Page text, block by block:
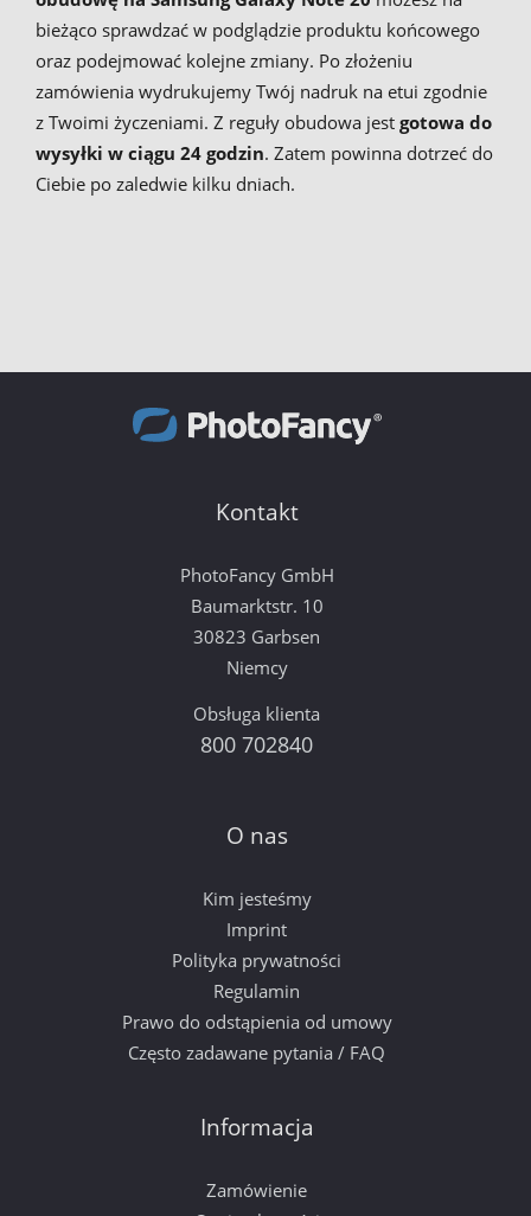
bieżąco sprawdzać w podglądzie produktu końcowego
oraz podejmować kolejne zmiany. Po złożeniu
zamówienia wydrukujemy Twój nadruk na etui zgodnie
z Twoimi życzeniami. Z reguły obudowa jest gotowa do
wysyłki w ciągu 24 godzin. Zatem powinna dotrzeć do
Ciebie po zaledwie kilku dniach.
Kontakt
PhotoFancy GmbH
Baumarktstr. 10
30823 Garbsen
Niemcy
Obsługa klienta
800 702840
O nas
Kim jesteśmy
Imprint
Polityka prywatności
Regulamin
Prawo do odstąpienia od umowy
Często zadawane pytania / FAQ
Informacja
Zamówienie